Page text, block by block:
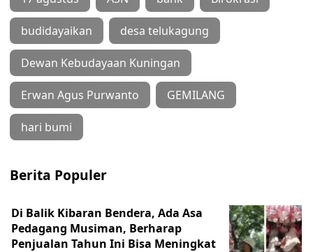
budidayaikan desa telukagung
Dewan Kebudayaan Kuningan
Erwan Agus Purwanto GEMILANG
hari bumi
Berita Populer
Di Balik Kibaran Bendera, Ada Asa
Pedagang Musiman, Berharap
Penjualan Tahun Ini Bisa Meningkat